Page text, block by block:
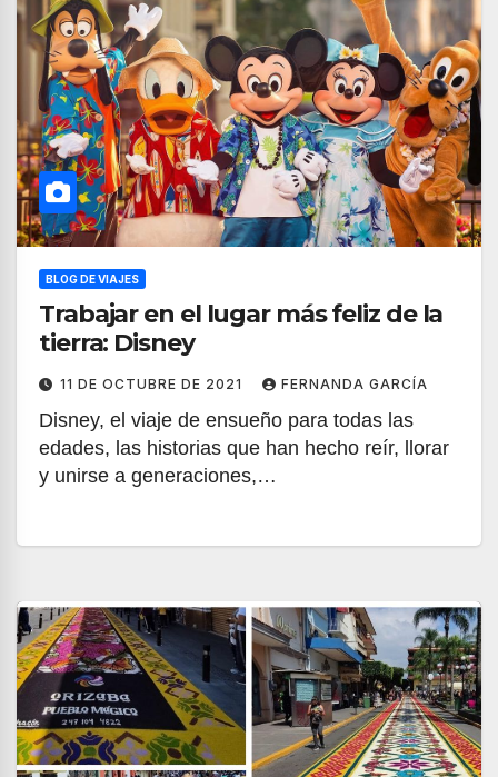
BLOG DE VIAJES
Trabajar en el lugar más feliz de la
tierra: Disney
11 DE OCTUBRE DE 2021 FERNANDA GARCÍA
Disney, el viaje de ensueño para todas las
edades, las historias que han hecho reír, llorar
y unirse a generaciones,…